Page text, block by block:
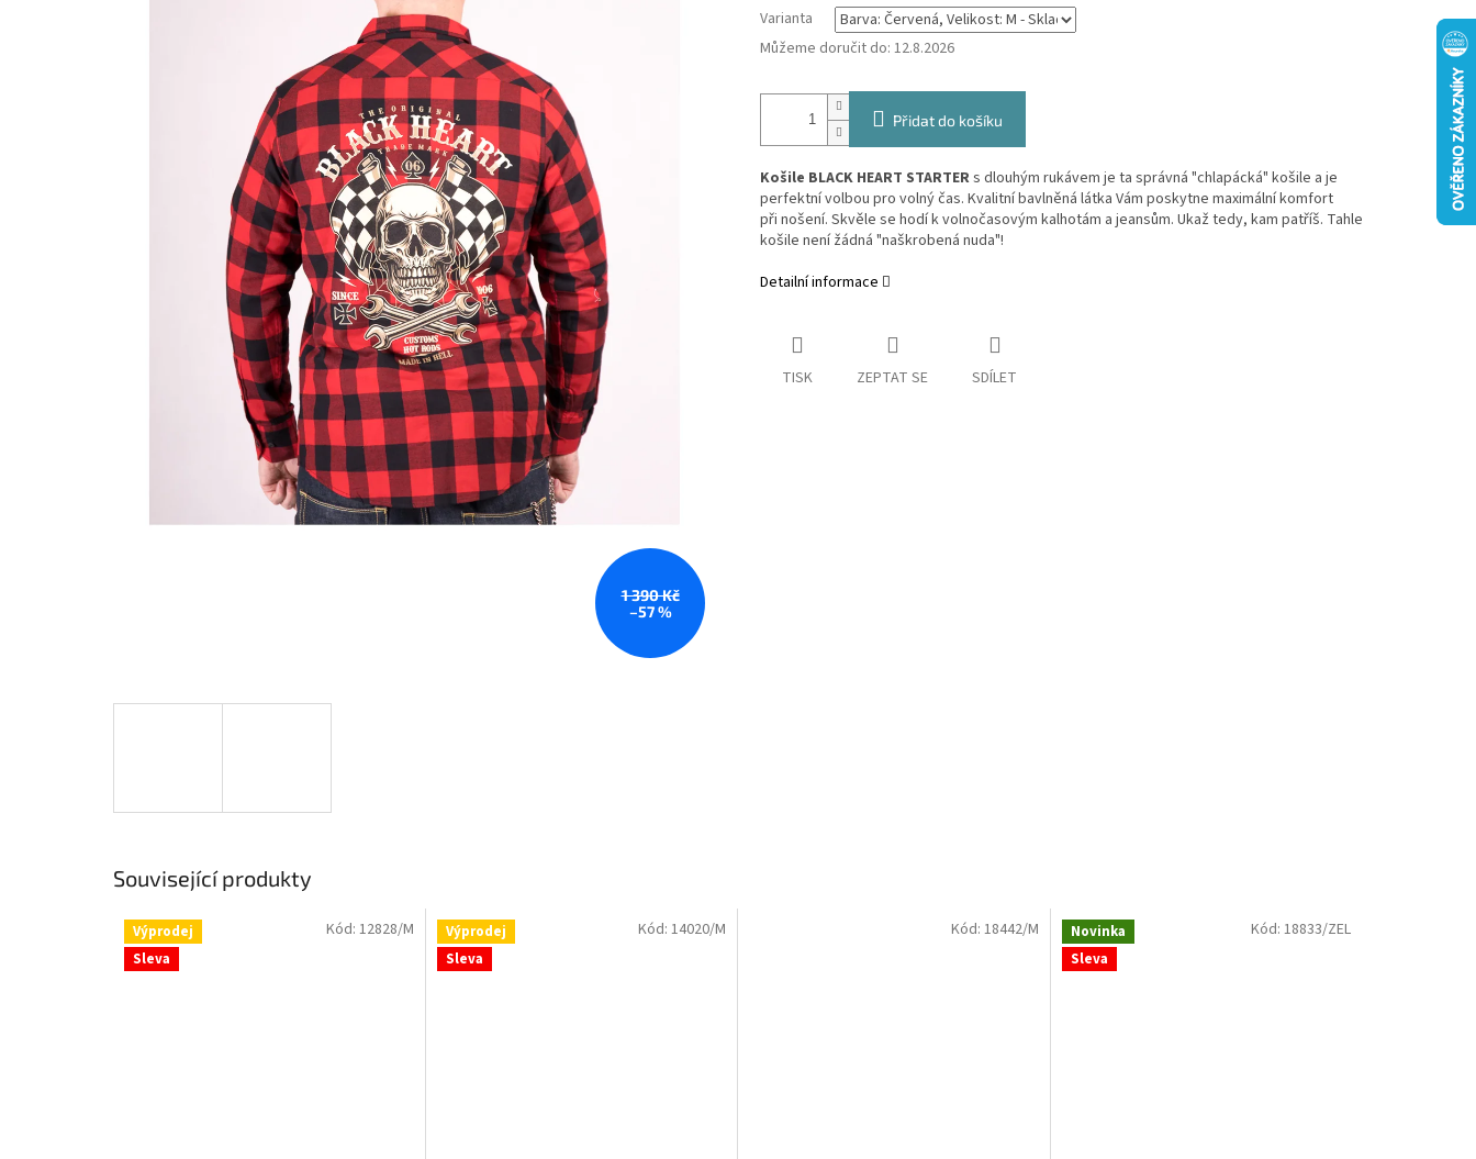
1 390 Kč
–57 %
Varianta
Můžeme doručit do: 12.8.2026
Přidat do košíku
Košile BLACK HEART STARTERs dlouhým rukávem je ta správná "chlapácká" košile a je
perfektní volbou pro volný čas. Kvalitní bavlněná látka Vám poskytne maximální komfort
při nošení. Skvěle se hodí k volnočasovým kalhotám a jeansům. Ukaž tedy, kam patříš. Tahle
košile není žádná "naškrobená nuda"!
Detailní informace
TISK ZEPTAT SE SDÍLET
Související produkty
Výprodej
Sleva
Kód: 12828/M
Výprodej
Sleva
Kód: 14020/M Kód: 18442/M
Novinka
Sleva
Kód: 18833/ZEL